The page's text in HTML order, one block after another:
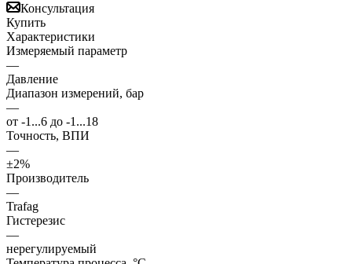
Консультация
Купить
Характеристики
Измеряемый параметр
—
Давление
Диапазон измерений, бар
—
от -1...6 до -1...18
Точность, ВПИ
—
±2%
Производитель
—
Trafag
Гистерезис
—
нерегулируемый